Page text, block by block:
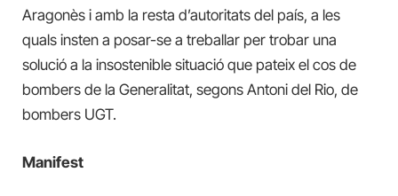
Aragonès i amb la resta d’autoritats del país, a les
quals insten a posar-se a treballar per trobar una
solució a la insostenible situació que pateix el cos de
bombers de la Generalitat, segons Antoni del Rio, de
bombers UGT.
Manifest